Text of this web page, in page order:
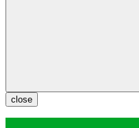
close